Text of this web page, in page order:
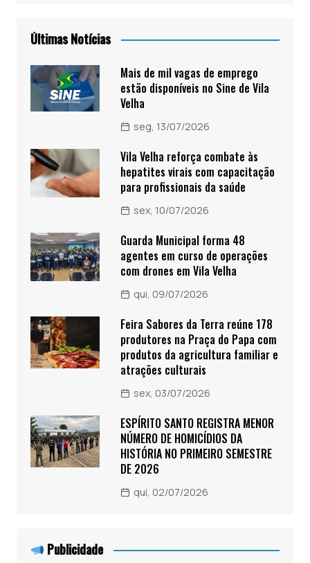
Últimas Notícias
Mais de mil vagas de emprego
estão disponíveis no Sine de Vila
Velha
seg, 13/07/2026
Vila Velha reforça combate às
hepatites virais com capacitação
para profissionais da saúde
sex, 10/07/2026
Guarda Municipal forma 48
agentes em curso de operações
com drones em Vila Velha
qui, 09/07/2026
Feira Sabores da Terra reúne 178
produtores na Praça do Papa com
produtos da agricultura familiar e
atrações culturais
sex, 03/07/2026
ESPÍRITO SANTO REGISTRA MENOR
NÚMERO DE HOMICÍDIOS DA
HISTÓRIA NO PRIMEIRO SEMESTRE
DE 2026
qui, 02/07/2026
Publicidade